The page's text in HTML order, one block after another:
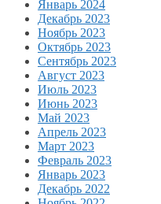
Январь 2024
Декабрь 2023
Ноябрь 2023
Октябрь 2023
Сентябрь 2023
Август 2023
Июль 2023
Июнь 2023
Май 2023
Апрель 2023
Март 2023
Февраль 2023
Январь 2023
Декабрь 2022